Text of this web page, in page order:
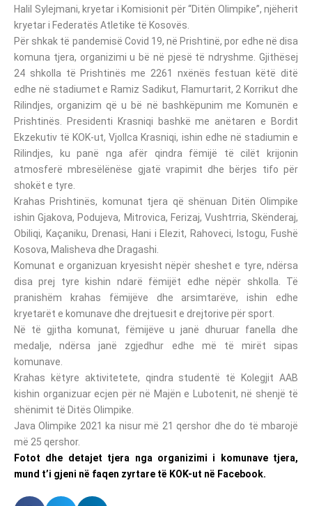
Halil Sylejmani, kryetar i Komisionit për “Ditën Olimpike”, njëherit
kryetar i Federatës Atletike të Kosovës.
Për shkak të pandemisë Covid 19, në Prishtinë, por edhe në disa
komuna tjera, organizimi u bë në pjesë të ndryshme. Gjithësej
24 shkolla të Prishtinës me 2261 nxënës festuan këtë ditë
edhe në stadiumet e Ramiz Sadikut, Flamurtarit, 2 Korrikut dhe
Rilindjes, organizim që u bë në bashkëpunim me Komunën e
Prishtinës. Presidenti Krasniqi bashkë me anëtaren e Bordit
Ekzekutiv të KOK-ut, Vjollca Krasniqi, ishin edhe në stadiumin e
Rilindjes, ku panë nga afër qindra fëmijë të cilët krijonin
atmosferë mbresëlënëse gjatë vrapimit dhe bërjes tifo për
shokët e tyre.
Krahas Prishtinës, komunat tjera që shënuan Ditën Olimpike
ishin Gjakova, Podujeva, Mitrovica, Ferizaj, Vushtrria, Skënderaj,
Obiliqi, Kaçaniku, Drenasi, Hani i Elezit, Rahoveci, Istogu, Fushë
Kosova, Malisheva dhe Dragashi.
Komunat e organizuan kryesisht nëpër sheshet e tyre, ndërsa
disa prej tyre kishin ndarë fëmijët edhe nëpër shkolla. Të
pranishëm krahas fëmijëve dhe arsimtarëve, ishin edhe
kryetarët e komunave dhe drejtuesit e drejtorive për sport.
Në të gjitha komunat, fëmijëve u janë dhuruar fanella dhe
medalje, ndërsa janë zgjedhur edhe më të mirët sipas
komunave.
Krahas këtyre aktivitetete, qindra studentë të Kolegjit AAB
kishin organizuar ecjen për në Majën e Lubotenit, në shenjë të
shënimit të Ditës Olimpike.
Java Olimpike 2021 ka nisur më 21 qershor dhe do të mbarojë
më 25 qershor.
Fotot dhe detajet tjera nga organizimi i komunave tjera,
mund t’i gjeni në faqen zyrtare të KOK-ut në Facebook.